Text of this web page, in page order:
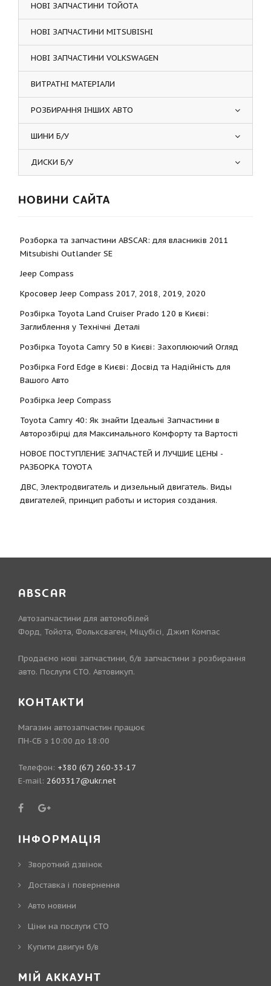
НОВІ ЗАПЧАСТИНИ ТОЙОТА
НОВІ ЗАПЧАСТИНИ MITSUBISHI
НОВІ ЗАПЧАСТИНИ VOLKSWAGEN
ВИТРАТНІ МАТЕРІАЛИ
РОЗБИРАННЯ ІНШИХ АВТО
ШИНИ Б/У
ДИСКИ Б/У
НОВИНИ САЙТА
Розборка та запчастини ABSCAR: для власників 2011
Mitsubishi Outlander SE
Jeep Compass
Кросовер Jeep Compass 2017, 2018, 2019, 2020
Розбірка Toyota Land Cruiser Prado 120 в Києві:
Заглиблення у Технічні Деталі
Розбірка Toyota Camry 50 в Києві: Захоплюючий Огляд
Розбірка Ford Edge в Києві: Досвід та Надійність для
Вашого Авто
Розбірка Jeep Compass
Toyota Camry 40: Як знайти Ідеальні Запчастини в
Авторозбірці для Максимального Комфорту та Вартості
НОВОЕ ПОСТУПЛЕНИЕ ЗАПЧАСТЕЙ И ЛУЧШИЕ ЦЕНЫ -
РАЗБОРКА TOYOTА
ДВС, Электродвигатель и дизельный двигатель. Виды
двигателей, принцип работы и история создания.
ABSCAR
Автозапчастини для автомобілей
Форд, Тойота, Фольксваген, Міцубісі, Джип Компас
Продаємо нові запчастини, б/в запчастини з розбирання
авто. Послуги СТО. Автовикуп.
КОНТАКТИ
Магазин автозапчастин працює
ПН-СБ з 10:00 до 18:00
Телефон: +380 (67) 260-33-17
E-mail: 2603317@ukr.net
ІНФОРМАЦІЯ
Зворотний дзвінок
Доставка і повернення
Авто новини
Ціни на послуги СТО
Купити двигун б/в
МІЙ АККАУНТ